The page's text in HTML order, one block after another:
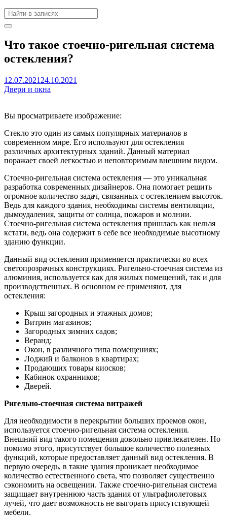
Что такое стоечно-ригельная система
остекления?
12.07.2021 24.10.2021
Двери и окна
Вы просматриваете изображение:
Стекло это один из самых популярных материалов в
современном мире. Его используют для остекления
различных архитектурных зданий. Данный материал
поражает своей легкостью и неповторимым внешним видом.
Стоечно-ригельная система остекления — это уникальная
разработка современных дизайнеров. Она помогает решить
огромное количество задач, связанных с остеклением высоток.
Ведь для каждого здания, необходимы системы вентиляции,
дымоудаления, защиты от солнца, пожаров и молнии.
Стоечно-ригельная система остекления пришлась как нельзя
кстати, ведь она содержит в себе все необходимые высотному
зданию функции.
Данный вид остекления применяется практически во всех
светопрозрачных конструкциях. Ригельно-стоечная система из
алюминия, используется как для жилых помещений, так и для
производственных. В основном ее применяют, для
остекления:
Крыш загородных и этажных домов;
Витрин магазинов;
Загородных зимних садов;
Веранд;
Окон, в различного типа помещениях;
Лоджий и балконов в квартирах;
Продающих товары киосков;
Кабинок охранников;
Дверей.
Ригельно-стоечная система витражей
Для необходимости в перекрытии больших проемов окон,
используется стоечно-ригельная система остекления.
Внешний вид такого помещения довольно привлекателен. Но
помимо этого, присутствует большое количество полезных
функций, которые предоставляет данный вид остекления. В
первую очередь, в такие здания проникает необходимое
количество естественного света, что позволяет существенно
сэкономить на освещении. Также стоечно-ригельная система
защищает внутреннюю часть здания от ультрафиолетовых
лучей, что дает возможность не выгорать присутствующей
мебели.